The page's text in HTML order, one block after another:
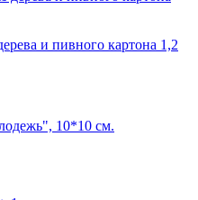
и пивного картона 1,2
10*10 см.